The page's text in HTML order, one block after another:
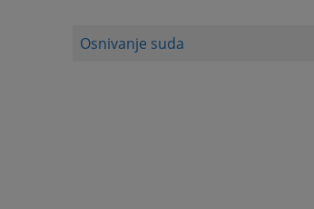
Osnivanje suda